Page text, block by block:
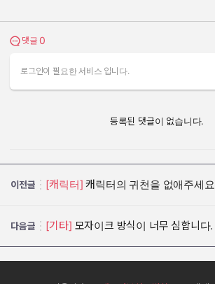
댓글 보기
댓글 0
로그인이 필요한 서비스 입니다.
등록된 댓글이 없습니다.
이전글 [캐릭터] 캐릭터의 귀천을 없애주세요
다음글 [기타] 모자이크 방식이 너무 심합니다.